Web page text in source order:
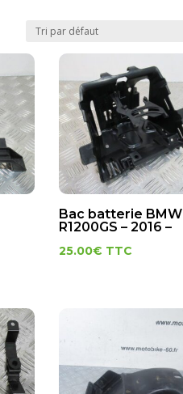
Bac batterie BMW
R1200GS – 2016 –
25.00€ TTC